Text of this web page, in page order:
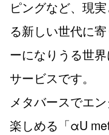
ピングなど、現
る新しい世代に
ーになりうる世
サービスです。
メタバースでエ
楽しめる「αU